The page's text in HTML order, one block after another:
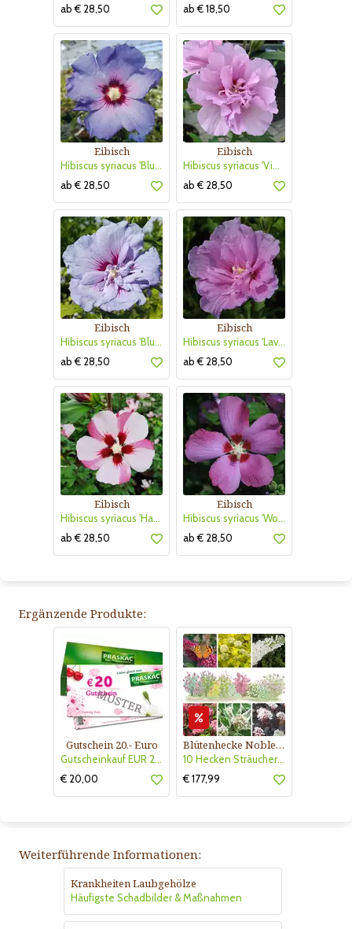
ab € 28,50 ab € 18,50
Eibisch
Hibiscus syriacus 'Blue Bird'
ab € 28,50
Eibisch
Hibiscus syriacus 'Violet Clair Double'
ab € 28,50
Eibisch
Hibiscus syriacus 'Blue Chiffon'
ab € 28,50
Eibisch
Hibiscus syriacus 'Lavender Chiffon'
ab € 28,50
Eibisch
Hibiscus syriacus 'Hamabo'
ab € 28,50
Eibisch
Hibiscus syriacus 'Woodbridge'
ab € 28,50
Ergänzende Produkte:
Gutschein 20.- Euro
Gutscheinkauf EUR 20.-
€ 20,00
Blütenhecke Nobless-Kollektion Nr. 402
10 Hecken Sträucher - für 10 lfm Blütenhecke - Blühend März - Oktober
€ 177,99
Weiterführende Informationen:
Krankheiten Laubgehölze
Häufigste Schadbilder & Maßnahmen